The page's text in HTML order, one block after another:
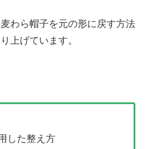
わら帽子を元の形に戻す方法
上げています。
した整え方